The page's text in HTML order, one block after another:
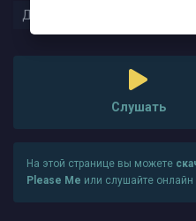
Дата релиза:
Слушать
На этой странице вы можете
Please Me или слушайте